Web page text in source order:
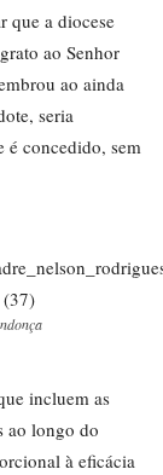
que a diocese
ao Senhor
ao ainda
seria
é concedido, sem
incluem as
ao longo do
à eficácia